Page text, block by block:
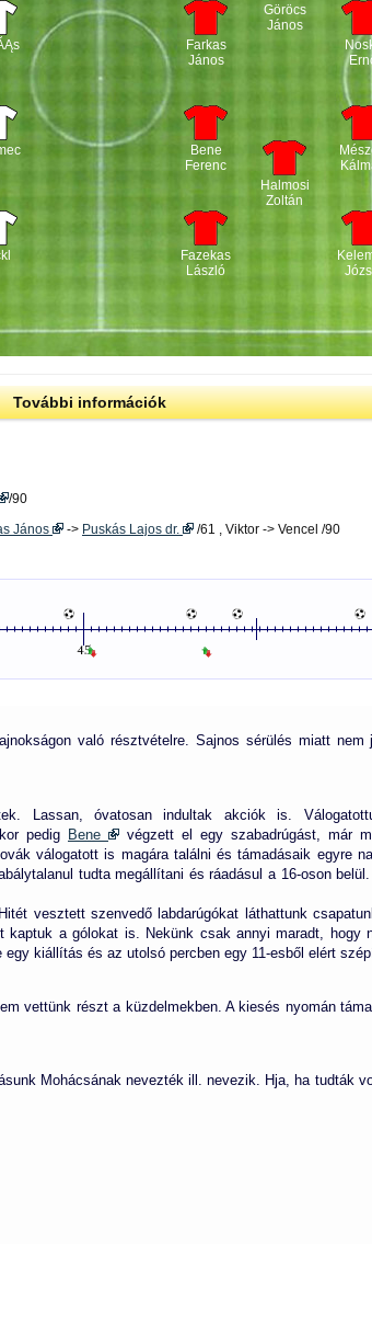
Halmosi
Zoltán
Göröcs
János
Fazekas
László
Bene
Ferenc
Farkas
János
További információk
/90
János -> Puskás Lajos dr.
/61 , Viktor -> Vencel /90
való résztvételre. Sajnos sérülés miatt nem
Lassan, óvatosan indultak akciók is.
pedig Bene
végzett el egy szabadrúgást, már
válogatott is magára találni és támadásaik egyre
tudta megállítani és ráadásul a 16-oson
vesztett szenvedő labdarúgókat láthattunk
a gólokat is. Nekünk csak annyi maradt, hogy
kiállítás és az utolsó percben egy 11-esből elért
vettünk részt a küzdelmekben. A kiesés nyomán
Mohácsának nevezték ill. nevezik. Hja, ha tudták